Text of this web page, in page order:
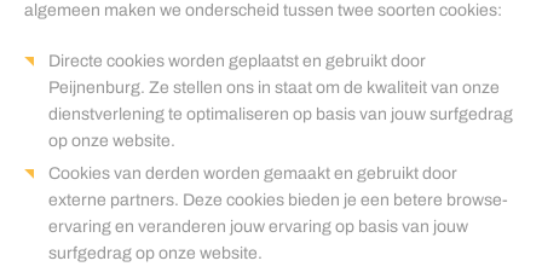
algemeen maken we onderscheid tussen twee soorten cookies:
Directe cookies worden geplaatst en gebruikt door
Peijnenburg. Ze stellen ons in staat om de kwaliteit van onze
dienstverlening te optimaliseren op basis van jouw surfgedrag
op onze website.
Cookies van derden worden gemaakt en gebruikt door
externe partners. Deze cookies bieden je een betere browse-
ervaring en veranderen jouw ervaring op basis van jouw
surfgedrag op onze website.